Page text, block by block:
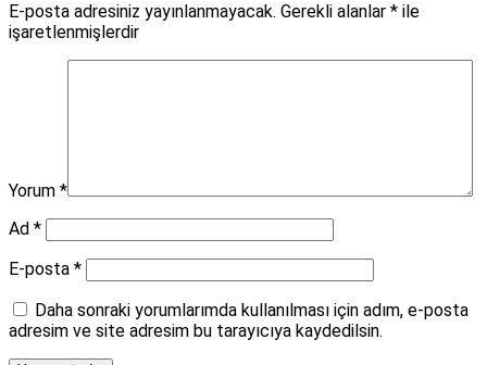
E-posta adresiniz yayınlanmayacak. Gerekli alanlar * ile
işaretlenmişlerdir
Yorum *
Ad *
E-posta *
Daha sonraki yorumlarımda kullanılması için adım, e-posta
adresim ve site adresim bu tarayıcıya kaydedilsin.